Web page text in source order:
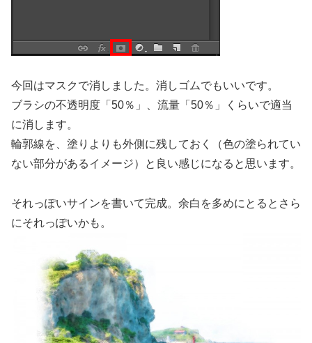
今回はマスクで消しました。消しゴムでもいいです。
ブラシの不透明度「50％」、流量「50％」くらいで適当
に消します。
輪郭線を、塗りよりも外側に残しておく（色の塗られてい
ない部分があるイメージ）と良い感じになると思います。
それっぽいサインを書いて完成。余白を多めにとるとさら
にそれっぽいかも。